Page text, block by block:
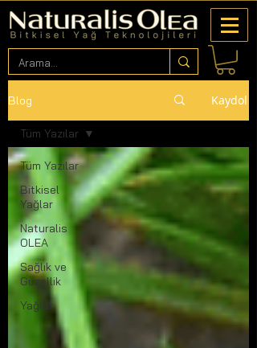
Blog Kaydol
Tüm Yazılar
Bitkisel
Yağlar
Naturalis
OLEA
Sağlık ve
Güzellik
Yağlar
Tüm Yazılar